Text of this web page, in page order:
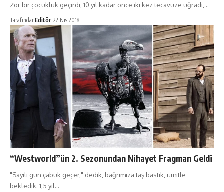
Zor bir çocukluk geçirdi, 10 yıl kadar önce iki kez tecavüze uğradı,…
TarafındanEditör 22 Nis 2018
“Westworld”ün 2. Sezonundan Nihayet Fragman Geldi
"Sayılı gün çabuk geçer," dedik, bağrımıza taş bastık, ümitle
bekledik. 1,5 yıl…